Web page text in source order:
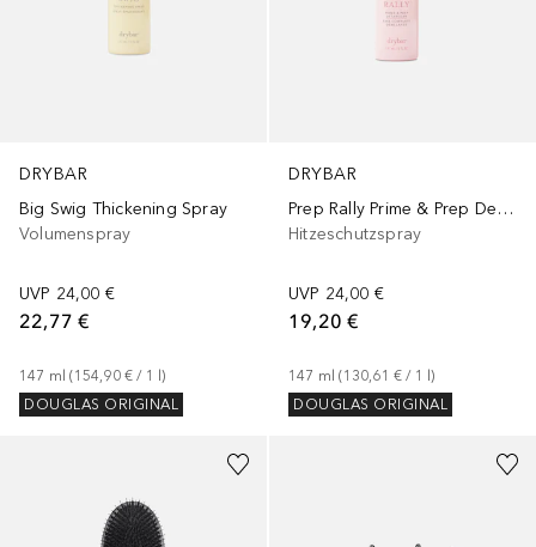
DRYBAR
Big Swig Thickening Spray
Volumenspray
UVP 24,00 €
22,77 €
147 ml (154,90 € / 1 l)
DOUGLAS ORIGINAL
DRYBAR
Prep Rally Prime & Prep Detangler
Hitzeschutzspray
UVP 24,00 €
19,20 €
147 ml (130,61 € / 1 l)
DOUGLAS ORIGINAL